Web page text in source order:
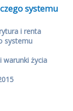
systemu
i renta
systemu
warunki życia